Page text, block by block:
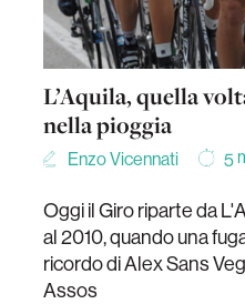
L’Aquila, quella
nella pioggia
Enzo Vicennati 5
Oggi il Giro riparte da
al 2010, quando una
ricordo di Alex Sans
Assos